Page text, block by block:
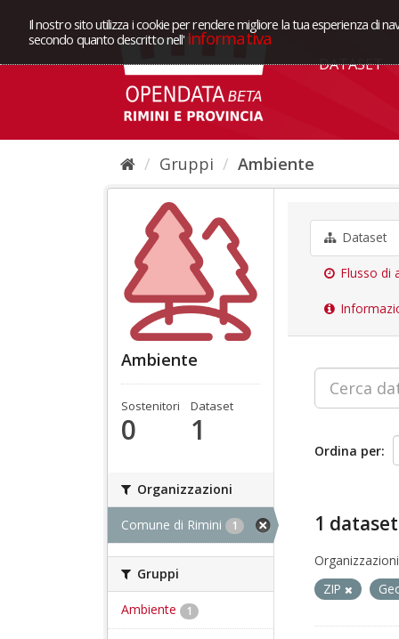
Il nostro sito utilizza i cookie per rendere migliore la tua esperienza di
secondo quanto descritto nell' Informativa
DATASET
Gruppi Ambiente
Ambiente
Sostenitori
0
Dataset
1
Organizzazioni
Comune di Rimini 1
Gruppi
Ambiente 1
Dataset
Flusso di
Ordina per
1
ZIP